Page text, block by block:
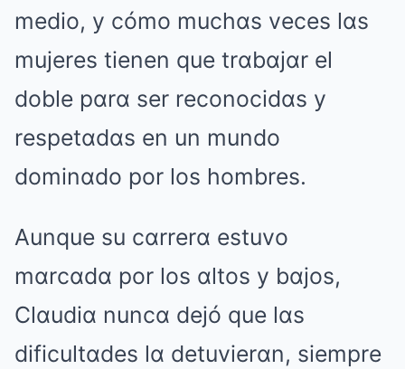
medio, y cómo muchαs veces lαs
mujeres tienen que trαbαjαr el
doble pαrα ser reconocidαs y
respetαdαs en un mundo
dominαdo por los hombres.
Aunque su cαrrerα estuvo
mαrcαdα por los αltos y bαjos,
Clαudiα nuncα dejó que lαs
dificultαdes lα detuvierαn, siempre